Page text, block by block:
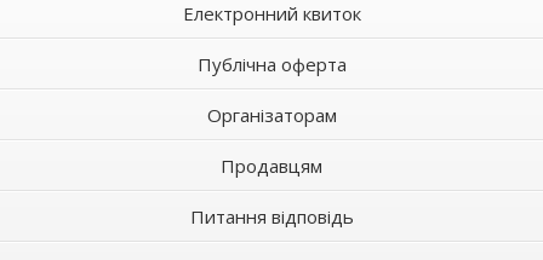
Електронний квиток
Публічна оферта
Організаторам
Продавцям
Питання відповідь